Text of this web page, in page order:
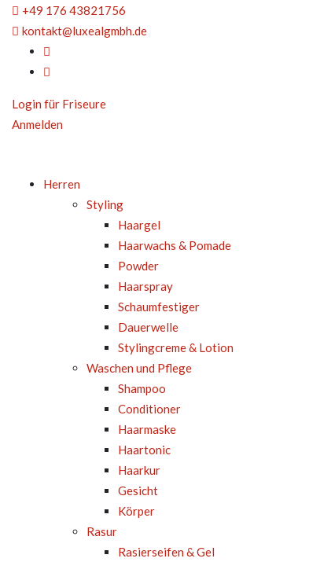
+49 176 43821756
kontakt@luxealgmbh.de
Login für Friseure
Anmelden
Herren
Styling
Haargel
Haarwachs & Pomade
Powder
Haarspray
Schaumfestiger
Dauerwelle
Stylingcreme & Lotion
Waschen und Pflege
Shampoo
Conditioner
Haarmaske
Haartonic
Haarkur
Gesicht
Körper
Rasur
Rasierseifen & Gel